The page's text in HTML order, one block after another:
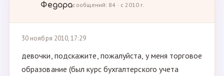
Федорасообщений: 84 · с 2010 г.
30 ноября 2010, 17:29
девочки, подскажите, пожалуйста, у меня торговое
образование (был курс бухгалтерского учета